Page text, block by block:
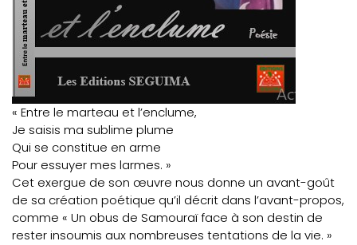
« Entre le marteau et l’enclume,
Je saisis ma sublime plume
Qui se constitue en arme
Pour essuyer mes larmes. »
Cet exergue de son œuvre nous donne un avant-goût
de sa création poétique qu’il décrit dans l’avant-propos,
comme « Un obus de Samouraï face à son destin de
rester insoumis aux nombreuses tentations de la vie. »